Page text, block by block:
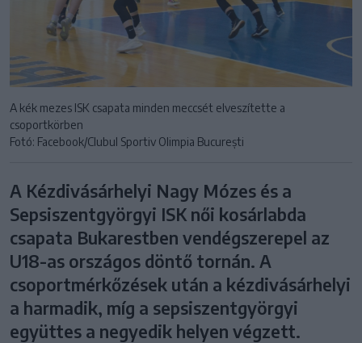
A kék mezes ISK csapata minden meccsét elveszítette a
csoportkörben
Fotó: Facebook/Clubul Sportiv Olimpia București
A Kézdivásárhelyi Nagy Mózes és a
Sepsiszentgyörgyi ISK női kosárlabda
csapata Bukarestben vendégszerepel az
U18-as országos döntő tornán. A
csoportmérkőzések után a kézdivásárhelyi
a harmadik, míg a sepsiszentgyörgyi
együttes a negyedik helyen végzett.